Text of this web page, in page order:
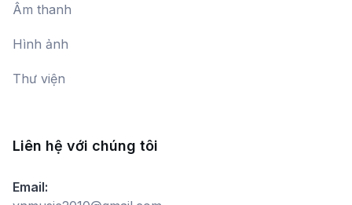
Âm thanh
Hình ảnh
Thư viện
Liên hệ với chúng tôi
Email: